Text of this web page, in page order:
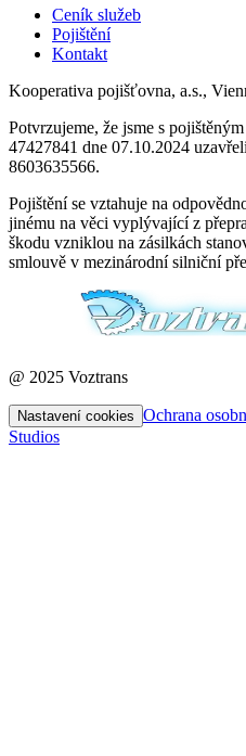
Ceník služeb
Pojištění
Kontakt
Kooperativa pojišťovna, a.s.,
Potvrzujeme, že jsme s
47427841 dne 07.10.2024
8603635566.
Pojištění se vztahuje na
jinému na věci vyplývající z
škodu vzniklou na zásilkách
smlouvě v mezinárodní silniční
@ 2025 Voztrans
Nastavení cookies Ochrana
Studios